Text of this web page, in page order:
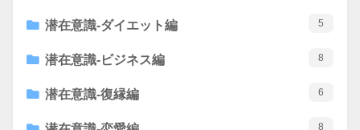
潜在意識-ダイエット編 5
潜在意識-ビジネス編 8
潜在意識-復縁編 6
8